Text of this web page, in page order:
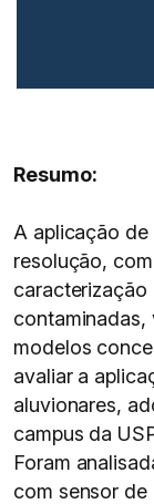
Resumo:
A aplicação
resolução,
modelos
avaliar a
aluvionares,
campus da
Foram
com sensor